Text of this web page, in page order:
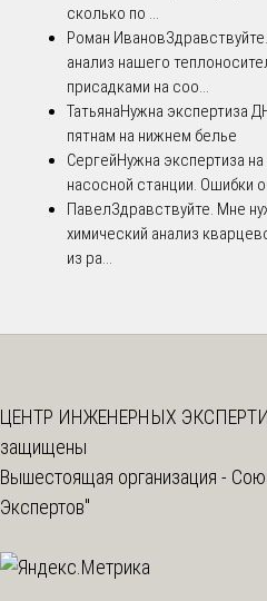
сколько по ...
Роман Иванов
анализ нашего
присадками на соо...
ТатьянаНужна экспертиза
пятнам на нижнем белье
СергейНужна экспертиза
насосной станции. Ошибки
ПавелЗдравствуйте. Мне
химический анализ
из ра...
ЦЕНТР ИНЖЕНЕРНЫХ
защищены
Вышестоящая организация -
Экспертов"